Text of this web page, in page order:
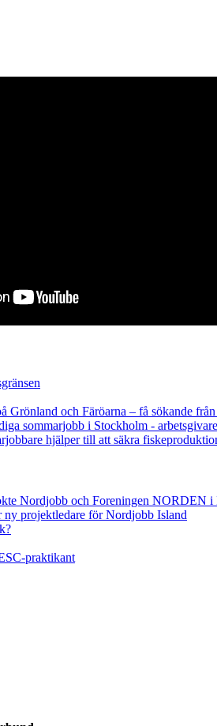
Grönland och Färöarna – få sökande
sommarjobb i Stockholm -
hjälper till att säkra
Nordjobb och Foreningen NORDEN i
projektledare för Nordjobb Island
praktikant